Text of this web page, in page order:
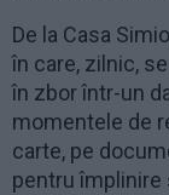
De la Casa
în care, zilnic,
în zbor într-un
momentele de
carte, pe
pentru împlinire